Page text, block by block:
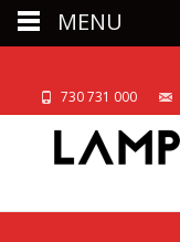
730 731 000
MENU